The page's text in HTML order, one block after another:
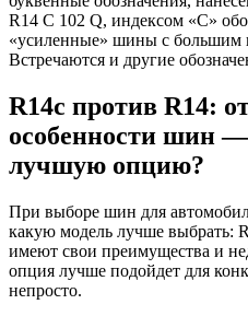
R14 C 102 Q, индексом «С»
«усиленные» шины с большим
Встречаются и другие
R14c против R14:
особенности шин
лучшую опцию?
При выборе шин для
какую модель лучше выбрать:
имеют свои преимущества и
опция лучше подойдет для
непросто.